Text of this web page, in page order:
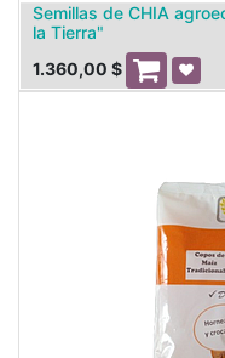
Semillas de CHIA
la Tierra"
1.360,00 $